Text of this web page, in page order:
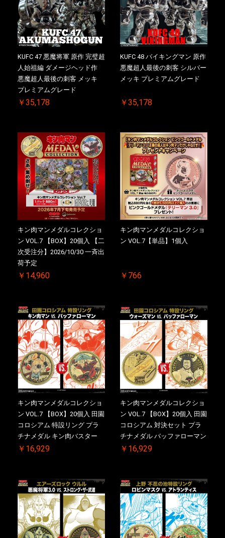
KUFC 47 悪魔将軍 原作 完璧超
人始祖編 ダメージヘッド作
悪魔超人最後の刺客 メッキ
プレミアムグレード
￥35,178
KUFC 48 バイキングマン 原作
悪魔超人最後の刺客 シルバー
メッキ プレミアムグレード
￥35,178
キン肉マンメダルコレクショ
ン VOL.7 【BOX】20個入 【二
次受注分】2026/10/30 一斉出
荷予定
￥14,960
キン肉マンメダルコレクショ
ン VOL.7【単品】1個入
￥766
キン肉マンメダルコレクショ
ン VOL.7 【BOX】20個入 田園
コロシアム 特設リング プラ
チナメダル キン肉バスター
VS. キン肉バスターやぶり ケ
【二次受注分】2026/10/30 一
斉出荷予定
￥16,929
キン肉マンメダルコレクショ
ン VOL.7 【BOX】20個入 田園
コロシアム 対決セット プラ
チナメダル バッファローマン
2.0 顎髭 Ver. VS. 光の矢 ケー
【二次受注分】2026/10/30 一
斉出荷予定
￥16,929